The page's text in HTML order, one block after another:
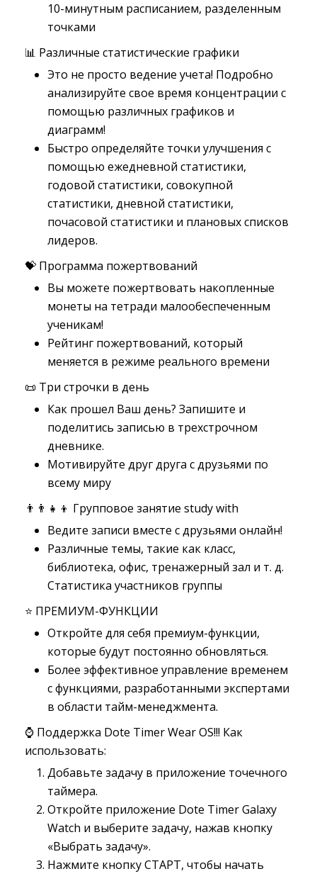
10-минутным расписанием, разделенным
точками
📊 Различные статистические графики
Это не просто ведение учета! Подробно
анализируйте свое время концентрации с
помощью различных графиков и
диаграмм!
Быстро определяйте точки улучшения с
помощью ежедневной статистики,
годовой статистики, совокупной
статистики, дневной статистики,
почасовой статистики и плановых списков
лидеров.
💝 Программа пожертвований
Вы можете пожертвовать накопленные
монеты на тетради малообеспеченным
ученикам!
Рейтинг пожертвований, который
меняется в режиме реального времени
📜 Три строчки в день
Как прошел Ваш день? Запишите и
поделитись записью в трехстрочном
дневнике.
Мотивируйте друг друга с друзьями по
всему миру
👨‍👨‍👧‍👦 Групповое занятие study with
Ведите записи вместе с друзьями онлайн!
Различные темы, такие как класс,
библиотека, офис, тренажерный зал и т. д.
Статистика участников группы
⭐ ПРЕМИУМ-ФУНКЦИИ
Откройте для себя премиум-функции,
которые будут постоянно обновляться.
Более эффективное управление временем
с функциями, разработанными экспертами
в области тайм-менеджмента.
⌚ Поддержка Dote Timer Wear OS!!! Как
использовать:
Добавьте задачу в приложение точечного
таймера.
Откройте приложение Dote Timer Galaxy
Watch и выберите задачу, нажав кнопку
«Выбрать задачу».
Нажмите кнопку СТАРТ, чтобы начать